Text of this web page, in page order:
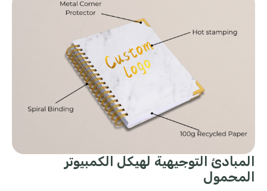
المبادئ التوجيهية لهيكل الكمبيوتر
المحمول